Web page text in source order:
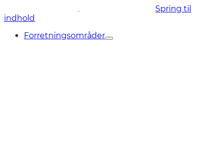
Spring til
indhold
Forretningsområder